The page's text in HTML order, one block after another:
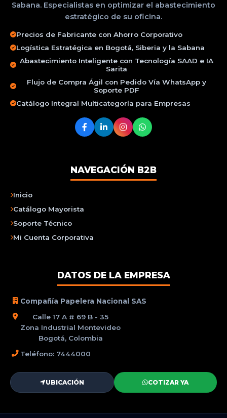
Sabana. Especialistas en optimizar el abastecimiento
estratégico de su oficina.
Precios de Fabricante con Ahorro Corporativo
Logística Estratégica en Bogotá, Siberia y la Sabana
Abastecimiento Inteligente con Tecnología SAAD e IA
Sarita
Flujo de Compra Ágil con Pedido Vía WhatsApp y
Soporte PDF
Catálogo Integral Multicategoría para Empresas
NAVEGACIÓN B2B
Inicio
Catálogo Mayorista
Soporte Técnico
Mi Cuenta Corporativa
DATOS DE LA EMPRESA
Compañía Papelera Nacional SAS
Calle 17 A # 69 B - 35
Zona Industrial Montevideo
Bogotá, Colombia
Teléfono: 7444000
UBICACIÓN COTIZAR YA